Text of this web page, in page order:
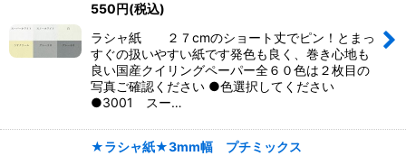
550円(税込)
ラシャ紙 ２７cmのショート丈でピン！とまっ
すぐの扱いやすい紙です発色も良く、巻き心地も
良い国産クイリングペーパー全６０色は２枚目の
写真ご確認ください ●色選択してください
●3001 スー…
★ラシャ紙★3mm幅 プチミックス